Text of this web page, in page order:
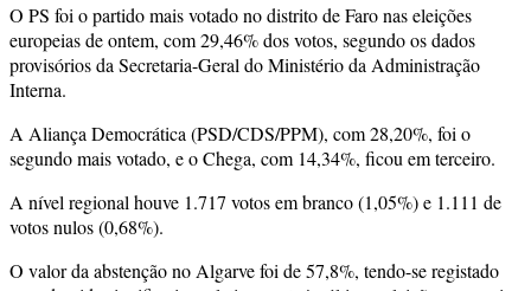
O PS foi o partido mais votado no distrito de Faro nas eleições
europeias de ontem, com 29,46% dos votos, segundo os dados
provisórios da Secretaria-Geral do Ministério da Administração
Interna.
A Aliança Democrática (PSD/CDS/PPM), com 28,20%, foi o
segundo mais votado, e o Chega, com 14,34%, ficou em terceiro.
A nível regional houve 1.717 votos em branco (1,05%) e 1.111 de
votos nulos (0,68%).
O valor da abstenção no Algarve foi de 57,8%, tendo-se registado